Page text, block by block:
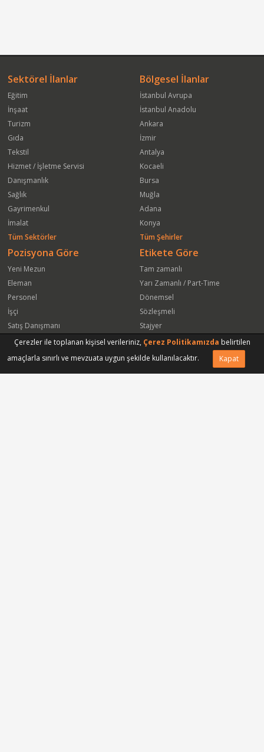
Sektörel İlanlar
Eğitim
İnşaat
Turizm
Gıda
Tekstil
Hizmet / İşletme Servisi
Danışmanlık
Sağlık
Gayrimenkul
İmalat
Tüm Sektörler
Bölgesel İlanlar
İstanbul Avrupa
İstanbul Anadolu
Ankara
İzmir
Antalya
Kocaeli
Bursa
Muğla
Adana
Konya
Tüm Şehirler
Pozisyona Göre
Yeni Mezun
Eleman
Personel
İşçi
Satış Danışmanı
Öğrenci
Satış Elemanı
Etikete Göre
Tam zamanlı
Yarı Zamanlı / Part-Time
Dönemsel
Sözleşmeli
Stajyer
Freelance
Yeni Mezun
Çerezler ile toplanan kişisel verileriniz, Çerez Politikamızda belirtilen
amaçlarla sınırlı ve mevzuata uygun şekilde kullanılacaktır.
Kapat